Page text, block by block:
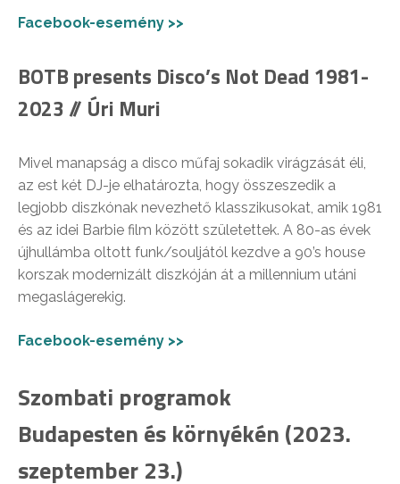
Facebook-esemény >>
BOTB presents Disco’s Not Dead 1981-
2023 // Úri Muri
Mivel manapság a disco műfaj sokadik virágzását éli,
az est két DJ-je elhatározta, hogy összeszedik a
legjobb diszkónak nevezhető klasszikusokat, amik 1981
és az idei Barbie film között születettek. A 80-as évek
újhullámba oltott funk/souljától kezdve a 90’s house
korszak modernizált diszkóján át a millennium utáni
megaslágerekig.
Facebook-esemény >>
Szombati programok
Budapesten és környékén (2023.
szeptember 23.)